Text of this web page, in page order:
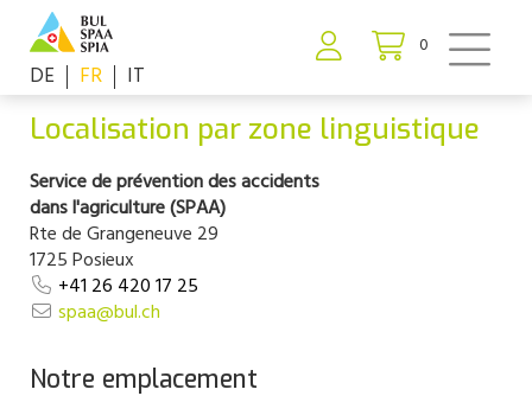
0
DE FR IT
Localisation par zone linguistique
Service de prévention des accidents
dans l'agriculture (SPAA)
Rte de Grangeneuve 29
1725 Posieux
+41 26 420 17 25
spaa@bul.ch
Notre emplacement